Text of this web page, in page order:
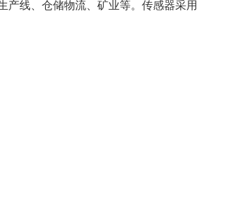
产线、仓储物流、矿业等。传感器采用